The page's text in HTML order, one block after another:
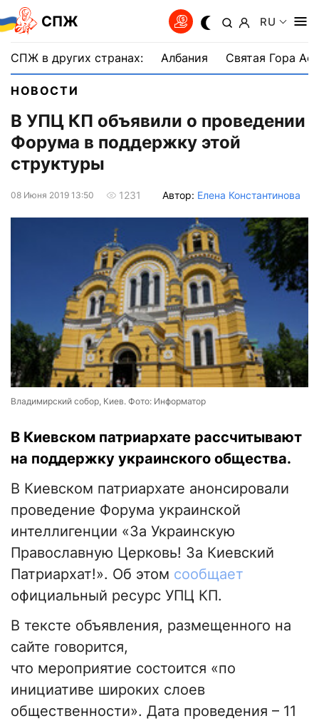
СПЖ RU
СПЖ в других странах: Албания Святая Гора
НОВОСТИ
В УПЦ КП объявили о проведении
Форума в поддержку этой
структуры
08 Июня 2019 13:50 1231 Автор: Елена Константинова
Владимирский собор, Киев. Фото: Информатор
В Киевском патриархате рассчитывают
на поддержку украинского общества.
В Киевском патриархате анонсировали
проведение Форума украинской
интеллигенции «За Украинскую
Православную Церковь! За Киевский
Патриархат!». Об этом сообщает
официальный ресурс УПЦ КП.
В тексте объявления, размещенного на
сайте говорится,
что мероприятие состоится «по
инициативе широких слоев
общественности». Дата проведения – 11